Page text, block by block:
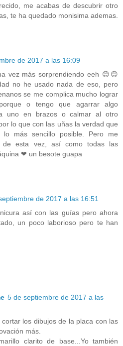
me acabas de descubrir otro
te ha quedado monisima ademas.
de 2017 a las 16:09
vez más sorprendiendo eeh 😊😊
no he usado nada de eso, pero
se me complica mucho lograr
o tengo que agarrar algo
uno en brazos o calmar al otro
lo que con las uñas la verdad que
más sencillo posible. Pero me
de esta vez, así como todas las
❤ un besote guapa
de 2017 a las 16:51
así con las guías pero ahora
un poco laborioso pero te han
5 de septiembre de 2017 a las
los dibujos de la placa con las
más.
clarito de base...Yo también